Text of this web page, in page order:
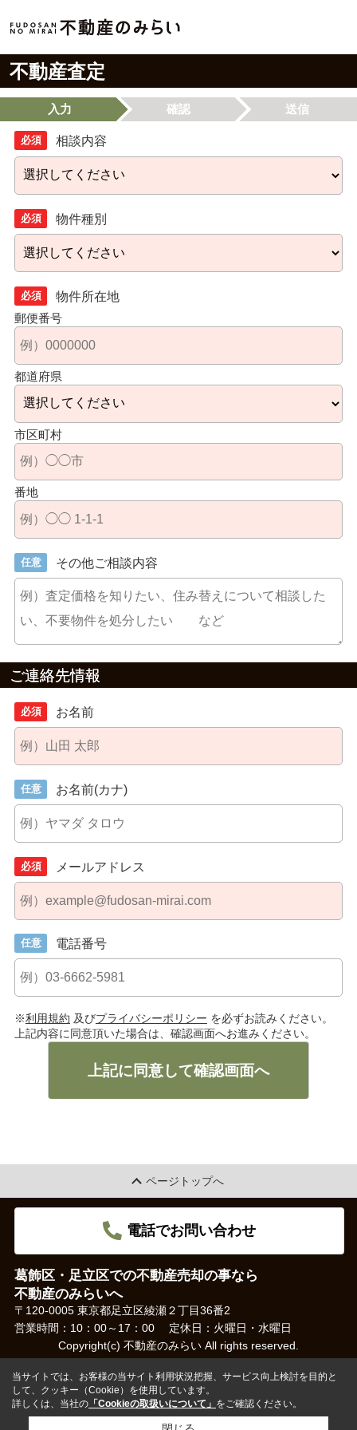
不動産査定
入力 確認 送信
必須 相談内容
必須 物件種別
必須
物件所在地
郵便番号
都道府県
市区町村
番地
任意 その他ご相談内容
ご連絡先情報
必須 お名前
任意 お名前(カナ)
必須 メールアドレス
任意 電話番号
※利用規約 及びプライバシーポリシー を必ずお読みください。
上記内容に同意頂いた場合は、確認画面へお進みください。
上記に同意して確認画面へ
ページトップへ
電話でお問い合わせ
葛飾区・足立区での不動産売却の事なら
不動産のみらいへ
〒120-0005 東京都足立区綾瀬２丁目36番2
営業時間：10：00～17：00
定休日：火曜日・水曜日
Copyright(c) 不動産のみらい All rights reserved.
当サイトでは、お客様の当サイト利用状況把握、サービス向上検討を目的と
して、クッキー（Cookie）を使用しています。
詳しくは、当社の 「Cookieの取扱いについて」 をご確認ください。